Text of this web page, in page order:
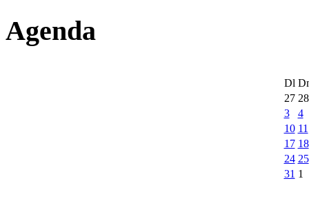
Agenda
Dl
27 28
3
4
10 11
17 18
24 25
31 1